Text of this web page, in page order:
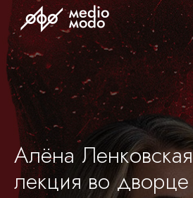
Алёна Ленковская
лекция во дворце